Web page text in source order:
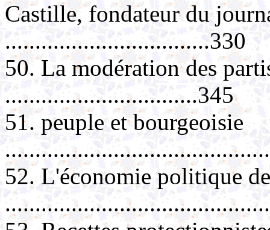
Castille, fondateur du
..................................330
50. La modération des
................................345
51. peuple et bourgeoisie
52. L'économie politique